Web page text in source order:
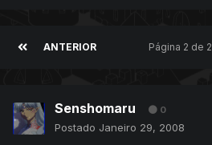
ANTERIOR Página 2 de 2
Senshomaru 0
Postado Janeiro 29, 2008